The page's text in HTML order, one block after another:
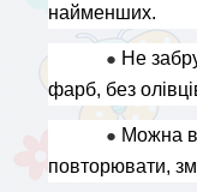
найменших.
● Не
фарб, без
● Можна
повторювати,